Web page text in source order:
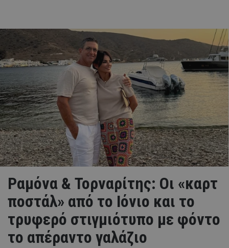
Ραμόνα & Τορναρίτης: Οι «καρτ
ποστάλ» από το Ιόνιο και το
τρυφερό στιγμιότυπο με φόντο
το απέραντο γαλάζιο